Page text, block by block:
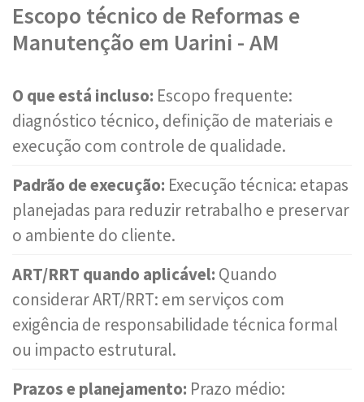
Escopo técnico de Reformas e
Manutenção em Uarini - AM
O que está incluso: Escopo frequente:
diagnóstico técnico, definição de materiais e
execução com controle de qualidade.
Padrão de execução: Execução técnica: etapas
planejadas para reduzir retrabalho e preservar
o ambiente do cliente.
ART/RRT quando aplicável: Quando
considerar ART/RRT: em serviços com
exigência de responsabilidade técnica formal
ou impacto estrutural.
Prazos e planejamento: Prazo médio: